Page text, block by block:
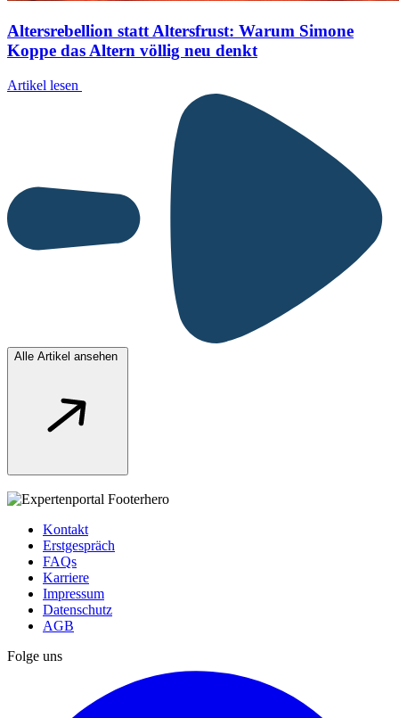
Altersrebellion statt Altersfrust: Warum Simone
Koppe das Altern völlig neu denkt
Artikel lesen
Alle Artikel ansehen
Kontakt
Erstgespräch
FAQs
Karriere
Impressum
Datenschutz
AGB
Folge uns